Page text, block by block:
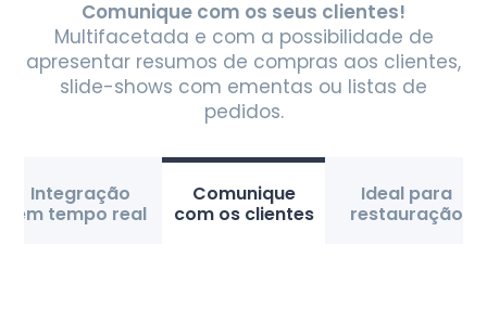
Comunique com os seus clientes!
Multifacetada e com a possibilidade de
apresentar resumos de compras aos clientes,
slide-shows com ementas ou listas de
pedidos.
Integração
em tempo real
Comunique
com os clientes
Ideal para
restauração